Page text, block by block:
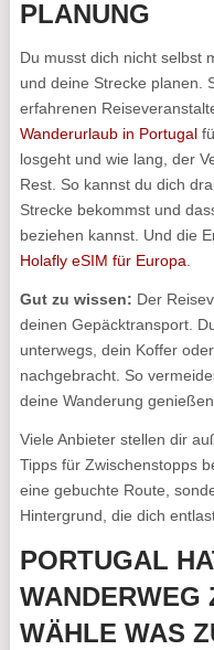
PLANUNG
Du musst dich nicht selbst
und deine Strecke planen.
erfahrenen
Wanderurlaub in Portugal
losgeht und wie lang, der
Rest. So kannst du dich
Strecke bekommst und
beziehen kannst. Und die
Holafly eSIM für Europa.
Gut zu wissen: Der
deinen Gepäcktransport.
unterwegs, dein Koffer
nachgebracht. So
deine Wanderung
Viele Anbieter stellen dir
Tipps für Zwischenstopps
eine gebuchte Route,
Hintergrund, die dich
PORTUGAL
WANDERWEG
WÄHLE WAS